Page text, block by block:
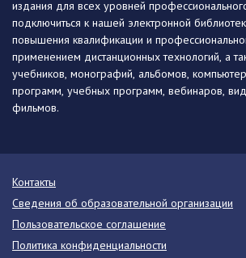
издания для всех уровней
подключиться к нашей электронной
повышения квалификации и
применением дистанционных технологий, а
учебников, монографий, альбомов,
программ, учебных программ, вебинаров,
фильмов.
Контакты
Сведения об образовательной организации
Пользовательское соглашение
Политика конфиденциальности